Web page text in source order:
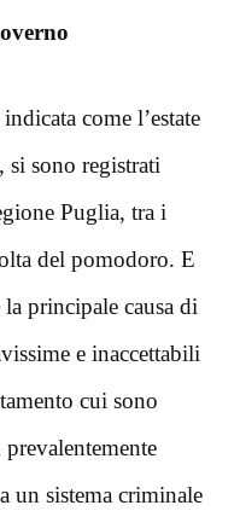
come l’estate
sono registrati
Puglia, tra i
del pomodoro. E
principale causa di
e inaccettabili
cui sono
un sistema criminale